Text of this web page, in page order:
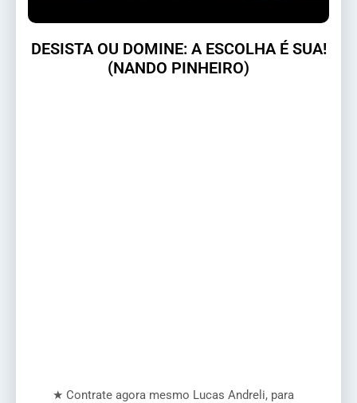
DESISTA OU DOMINE: A ESCOLHA É SUA!
(NANDO PINHEIRO)
★ Contrate agora mesmo Lucas Andreli, para